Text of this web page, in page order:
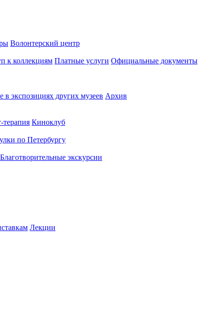
Волонтерский центр
к коллекциям Платные услуги Официальные документы
в экспозициях других музеев Архив
терапия Киноклуб
по Петербургу
Благотворительные экскурсии
Лекции